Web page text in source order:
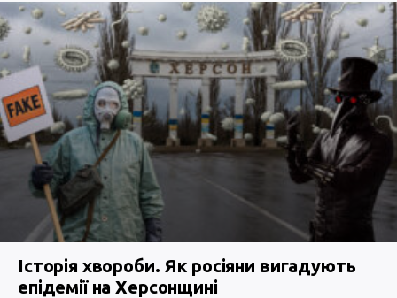
Історія хвороби. Як росіяни вигадують
епідемії на Херсонщині